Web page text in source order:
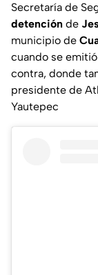
Secretaría de
detención de
municipio de
cuando se
contra, donde
presidente de
Yautepec